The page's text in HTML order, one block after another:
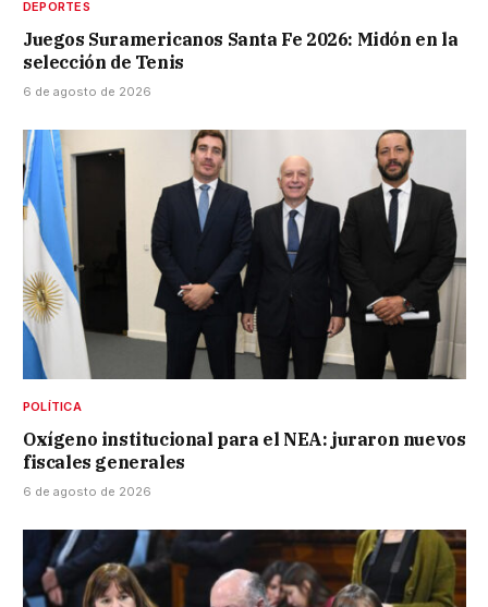
DEPORTES
Juegos Suramericanos Santa Fe 2026: Midón en la
selección de Tenis
6 de agosto de 2026
POLÍTICA
Oxígeno institucional para el NEA: juraron nuevos
fiscales generales
6 de agosto de 2026